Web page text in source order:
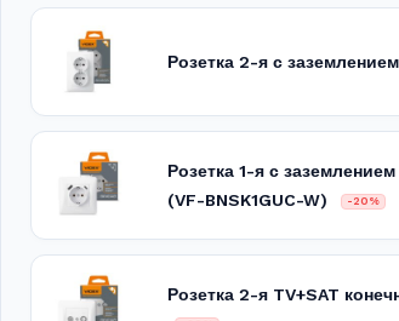
Розетка 2-я с
Розетка 1-я с
(VF-BNSK1GUC-W)
-20%
Розетка 2-я TV+SAT